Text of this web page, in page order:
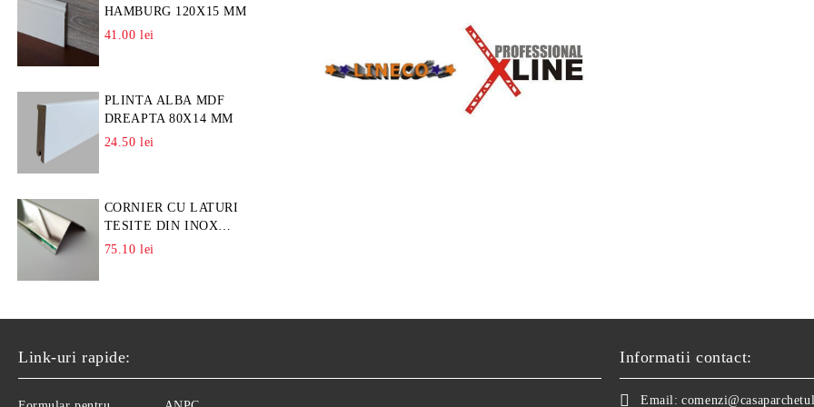
HAMBURG 120X15 MM
41.00 lei
PLINTA ALBA MDF
DREAPTA 80X14 MM
24.50 lei
CORNIER CU LATURI
TESITE DIN INOX
L=A=25MM
75.10 lei
Link-uri rapide: Informatii contact:
Email: